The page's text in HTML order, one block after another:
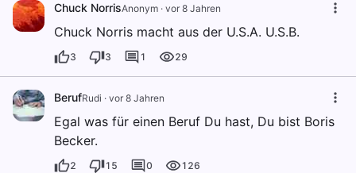
Chuck NorrisAnonym · vor 8 Jahren
Chuck Norris macht aus der U.S.A. U.S.B.
3 3 1 29
BerufRudi · vor 8 Jahren
Egal was für einen Beruf Du hast, Du bist Boris
Becker.
2 15 0 126